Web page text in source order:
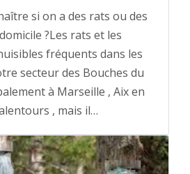
si on a des rats ou des
?Les rats et les
fréquents dans les
secteur des Bouches du
à Marseille , Aix en
, mais il…